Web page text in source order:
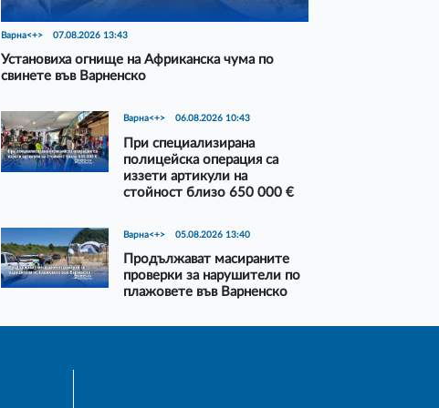
Варна<+> 07.08.2026 13:43
Установиха огнище на Африканска чума по
свинете във Варненско
Варна<+> 06.08.2026 10:43
При специализирана
полицейска операция са
иззети артикули на
стойност близо 650 000 €
Варна<+> 05.08.2026 13:40
Продължават масираните
проверки за нарушители по
плажовете във Варненско